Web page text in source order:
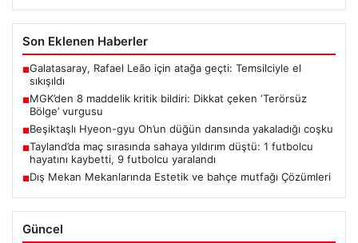
Son Eklenen Haberler
■Galatasaray, Rafael Leão için atağa geçti: Temsilciyle el
sıkışıldı
■MGK’den 8 maddelik kritik bildiri: Dikkat çeken ‘Terörsüz
Bölge’ vurgusu
■Beşiktaşlı Hyeon-gyu Oh’un düğün dansında yakaladığı coşku
■Tayland’da maç sırasında sahaya yıldırım düştü: 1 futbolcu
hayatını kaybetti, 9 futbolcu yaralandı
■Dış Mekan Mekanlarında Estetik ve bahçe mutfağı Çözümleri
Güncel